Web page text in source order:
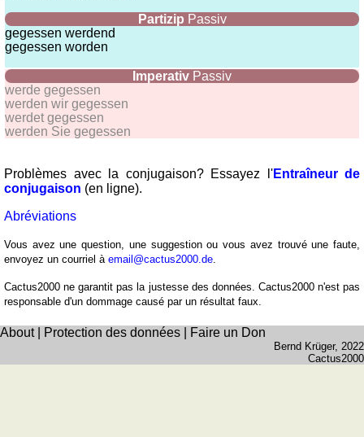
Partizip Passiv
gegessen werdend
gegessen worden
Imperativ Passiv
werde gegessen
werden wir gegessen
werdet gegessen
werden Sie gegessen
Problèmes avec la conjugaison? Essayez l'Entraîneur de
conjugaison (en ligne).
Abréviations
Vous avez une question, une suggestion ou vous avez trouvé une faute,
envoyez un courriel à email@cactus2000.de.
Cactus2000 ne garantit pas la justesse des données. Cactus2000 n'est pas
responsable d'un dommage causé par un résultat faux.
About| Protection des données Faire un Don
Bernd Krüger, 2022
Cactus2000